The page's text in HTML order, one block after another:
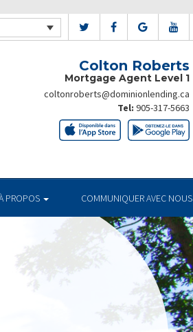
Colton Roberts
Mortgage Agent Level 1
coltonroberts@dominionlending.ca
Tel: 905-317-5663
PROPOS COMMUNIQUER AVEC NOUS